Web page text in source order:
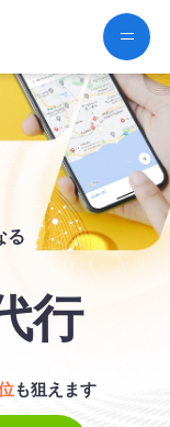
る
行
も狙えます